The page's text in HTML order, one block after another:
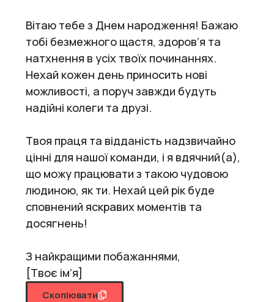
Вітаю тебе з Днем народження! Бажаю
тобі безмежного щастя, здоров’я та
натхнення в усіх твоїх починаннях.
Нехай кожен день приносить нові
можливості, а поруч завжди будуть
надійні колеги та друзі.
Твоя праця та відданість надзвичайно
цінні для нашої команди, і я вдячний(а),
що можу працювати з такою чудовою
людиною, як ти. Нехай цей рік буде
сповнений яскравих моментів та
досягнень!
З найкращими побажаннями,
[Твоє ім’я]
Скопіювати